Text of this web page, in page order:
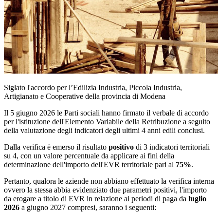
Siglato l'accordo per l’Edilizia Industria, Piccola Industria,
Artigianato e Cooperative della provincia di Modena
Il 5 giugno 2026 le Parti sociali hanno firmato il verbale di accordo
per l'istituzione dell'Elemento Variabile della Retribuzione a seguito
della valutazione degli indicatori degli ultimi 4 anni edili conclusi.
Dalla verifica è emerso il risultato positivo di 3 indicatori territoriali
su 4, con un valore percentuale da applicare ai fini della
determinazione dell'importo dell'EVR territoriale pari al 75%.
Pertanto, qualora le aziende non abbiano effettuato la verifica interna
ovvero la stessa abbia evidenziato due parametri positivi, l'importo
da erogare a titolo di EVR in relazione ai periodi di paga da luglio
2026 a giugno 2027 compresi, saranno i seguenti: